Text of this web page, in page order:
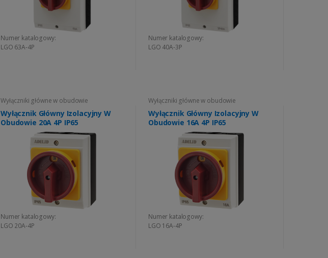
Numer katalogowy:
LGO 63A-4P
Numer katalogowy:
LGO 40A-3P
Wyłączniki główne w obudowie
Wyłącznik Główny Izolacyjny W
Obudowie 20A 4P IP65
Numer katalogowy:
LGO 20A-4P
Wyłączniki główne w obudowie
Wyłącznik Główny Izolacyjny W
Obudowie 16A 4P IP65
Numer katalogowy:
LGO 16A-4P